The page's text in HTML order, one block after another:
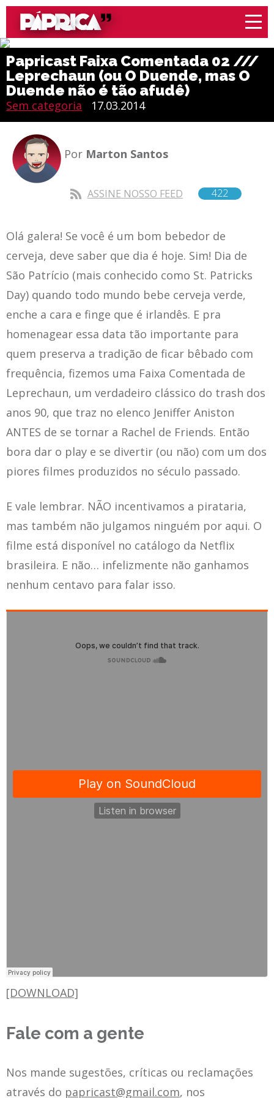
Papricast Faixa Comentada 02 ///
Leprechaun (ou O Duende, mas O
Duende não é tão afudê)
Sem categoria 17.03.2014
Por Marton Santos
ASSINE NOSSO FEED 422
Olá galera! Se você é um bom bebedor de
cerveja, deve saber que dia é hoje. Sim! Dia de
São Patrício (mais conhecido como St. Patricks
Day) quando todo mundo bebe cerveja verde,
enche a cara e finge que é irlandês. E pra
homenagear essa data tão importante para
quem preserva a tradição de ficar bêbado com
frequência, fizemos uma Faixa Comentada de
Leprechaun, um verdadeiro clássico do trash dos
anos 90, que traz no elenco Jeniffer Aniston
ANTES de se tornar a Rachel de Friends. Então
bora dar o play e se divertir (ou não) com um dos
piores filmes produzidos no século passado.
E vale lembrar. NÃO incentivamos a pirataria,
mas também não julgamos ninguém por aqui. O
filme está disponível no catálogo da Netflix
brasileira. E não… infelizmente não ganhamos
nenhum centavo para falar isso.
[DOWNLOAD]
Fale com a gente
Nos mande sugestões, críticas ou reclamações
através do papricast@gmail.com, nos